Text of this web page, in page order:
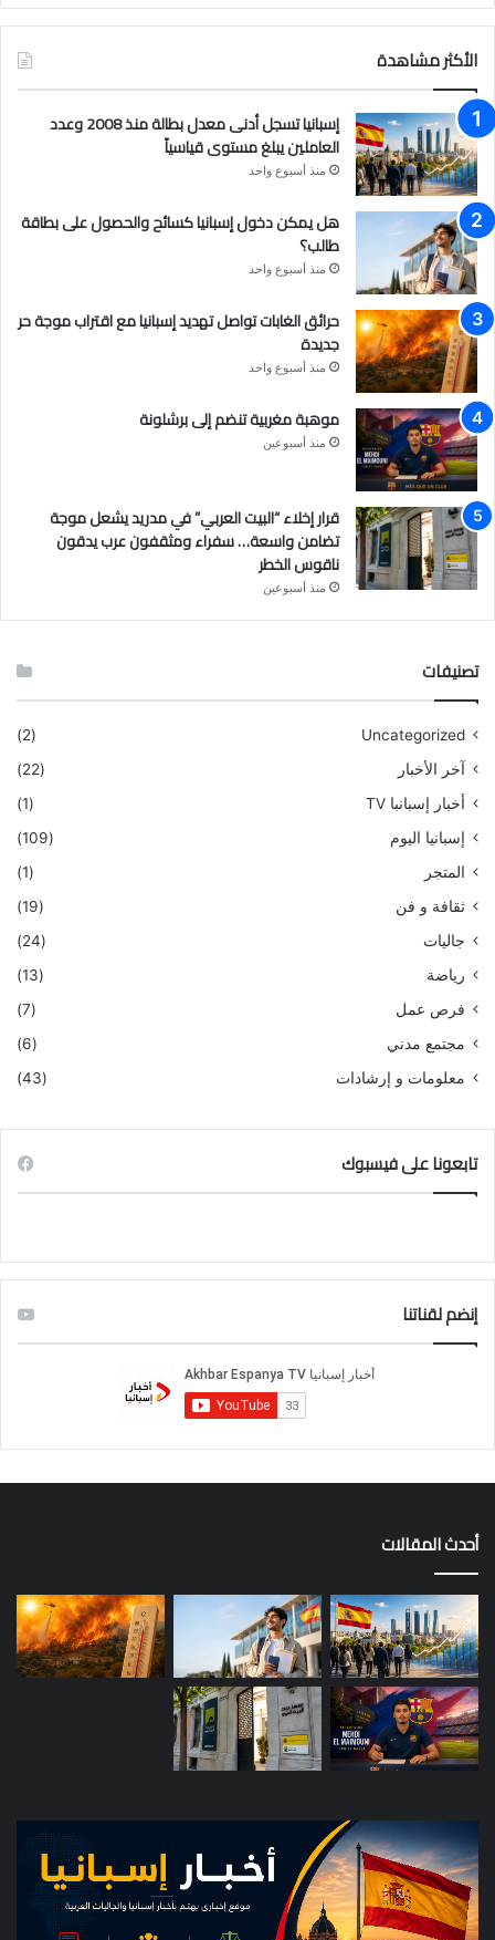
ب
و
ك
ي
و
ب
ت
ق
ر
م
الأكثر مشاهدة
إسبانيا تسجل أدنى معدل بطالة منذ 2008 وعدد
العاملين يبلغ مستوى قياسياً
منذ أسبوع واحد
هل يمكن دخول إسبانيا كسائح والحصول على بطاقة
طالب؟
منذ أسبوع واحد
حرائق الغابات تواصل تهديد إسبانيا مع اقتراب موجة حر
جديدة
منذ أسبوع واحد
موهبة مغربية تنضم إلى برشلونة
منذ أسبوعين
قرار إخلاء “البيت العربي” في مدريد يشعل موجة
تضامن واسعة… سفراء ومثقفون عرب يدقون
ناقوس الخطر
منذ أسبوعين
تصنيفات
Uncategorized
(2)
آخر الأخبار
(22)
أخبار إسبانبا TV
(1)
إسبانيا اليوم
(109)
المتجر
(1)
ثقافة و فن
(19)
جاليات
(24)
رياضة
(13)
فرص عمل
(7)
مجتمع مدني
(6)
معلومات و إرشادات
(43)
تابعونا على فيسبوك
إنضم لقناتنا
أحدث المقالات